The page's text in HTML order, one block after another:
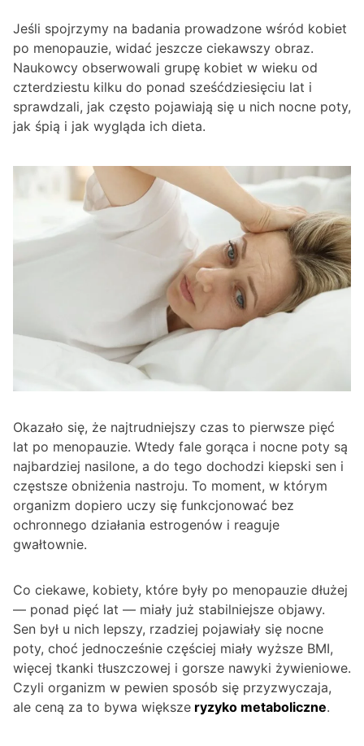
Jeśli spojrzymy na badania prowadzone wśród kobiet
po menopauzie, widać jeszcze ciekawszy obraz.
Naukowcy obserwowali grupę kobiet w wieku od
czterdziestu kilku do ponad sześćdziesięciu lat i
sprawdzali, jak często pojawiają się u nich nocne poty,
jak śpią i jak wygląda ich dieta.
Okazało się, że najtrudniejszy czas to pierwsze pięć
lat po menopauzie. Wtedy fale gorąca i nocne poty są
najbardziej nasilone, a do tego dochodzi kiepski sen i
częstsze obniżenia nastroju. To moment, w którym
organizm dopiero uczy się funkcjonować bez
ochronnego działania estrogenów i reaguje
gwałtownie.
Co ciekawe, kobiety, które były po menopauzie dłużej
— ponad pięć lat — miały już stabilniejsze objawy.
Sen był u nich lepszy, rzadziej pojawiały się nocne
poty, choć jednocześnie częściej miały wyższe BMI,
więcej tkanki tłuszczowej i gorsze nawyki żywieniowe.
Czyli organizm w pewien sposób się przyzwyczaja,
ale ceną za to bywa większe ryzyko metaboliczne.